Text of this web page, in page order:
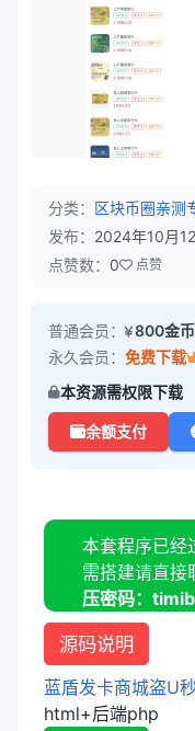
分类： 区块币圈亲测
发布： 2024年10月
点赞数： 0 点赞
普通会员： 800金币
永久会员： 免费下载
本资源需权限下载
余额支付
本套程序已经
需搭建请直接
压密码：
源码说明
蓝盾发卡商城盗U
html+后端php